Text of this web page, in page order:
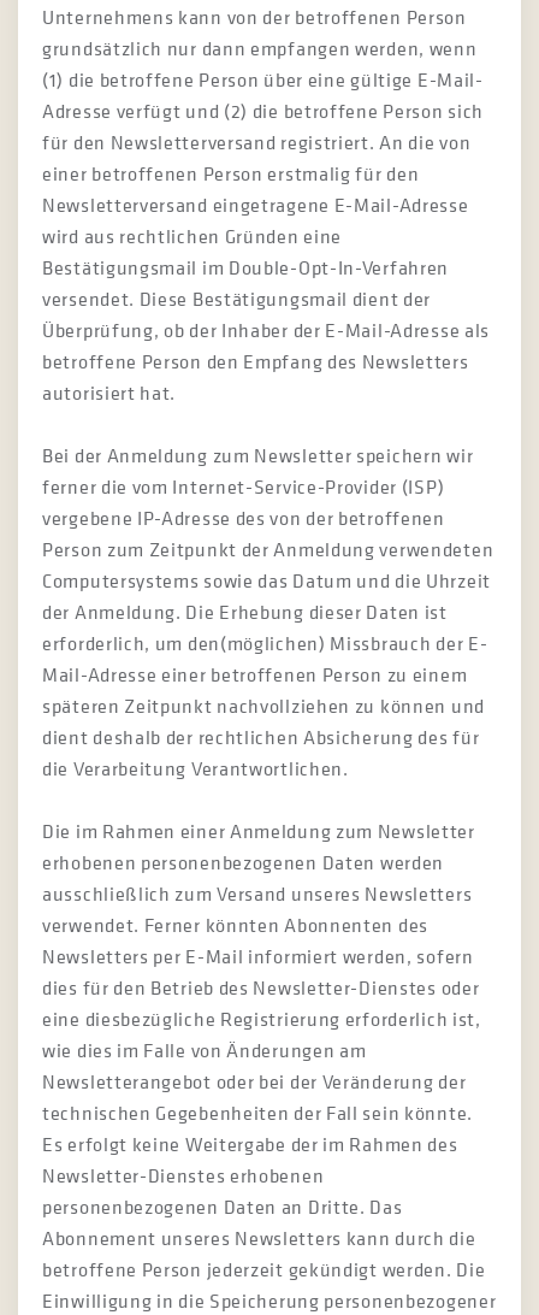
Unternehmens kann von der betroffenen Person
grundsätzlich nur dann empfangen werden, wenn
(1) die betroffene Person über eine gültige E-Mail-
Adresse verfügt und (2) die betroffene Person sich
für den Newsletterversand registriert. An die von
einer betroffenen Person erstmalig für den
Newsletterversand eingetragene E-Mail-Adresse
wird aus rechtlichen Gründen eine
Bestätigungsmail im Double-Opt-In-Verfahren
versendet. Diese Bestätigungsmail dient der
Überprüfung, ob der Inhaber der E-Mail-Adresse als
betroffene Person den Empfang des Newsletters
autorisiert hat.
Bei der Anmeldung zum Newsletter speichern wir
ferner die vom Internet-Service-Provider (ISP)
vergebene IP-Adresse des von der betroffenen
Person zum Zeitpunkt der Anmeldung verwendeten
Computersystems sowie das Datum und die Uhrzeit
der Anmeldung. Die Erhebung dieser Daten ist
erforderlich, um den(möglichen) Missbrauch der E-
Mail-Adresse einer betroffenen Person zu einem
späteren Zeitpunkt nachvollziehen zu können und
dient deshalb der rechtlichen Absicherung des für
die Verarbeitung Verantwortlichen.
Die im Rahmen einer Anmeldung zum Newsletter
erhobenen personenbezogenen Daten werden
ausschließlich zum Versand unseres Newsletters
verwendet. Ferner könnten Abonnenten des
Newsletters per E-Mail informiert werden, sofern
dies für den Betrieb des Newsletter-Dienstes oder
eine diesbezügliche Registrierung erforderlich ist,
wie dies im Falle von Änderungen am
Newsletterangebot oder bei der Veränderung der
technischen Gegebenheiten der Fall sein könnte.
Es erfolgt keine Weitergabe der im Rahmen des
Newsletter-Dienstes erhobenen
personenbezogenen Daten an Dritte. Das
Abonnement unseres Newsletters kann durch die
betroffene Person jederzeit gekündigt werden. Die
Einwilligung in die Speicherung personenbezogener